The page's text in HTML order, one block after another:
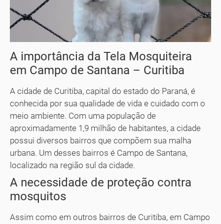
A importância da Tela Mosquiteira
em Campo de Santana – Curitiba
A cidade de Curitiba, capital do estado do Paraná, é
conhecida por sua qualidade de vida e cuidado com o
meio ambiente. Com uma população de
aproximadamente 1,9 milhão de habitantes, a cidade
possui diversos bairros que compõem sua malha
urbana. Um desses bairros é Campo de Santana,
localizado na região sul da cidade.
A necessidade de proteção contra
mosquitos
Assim como em outros bairros de Curitiba, em Campo